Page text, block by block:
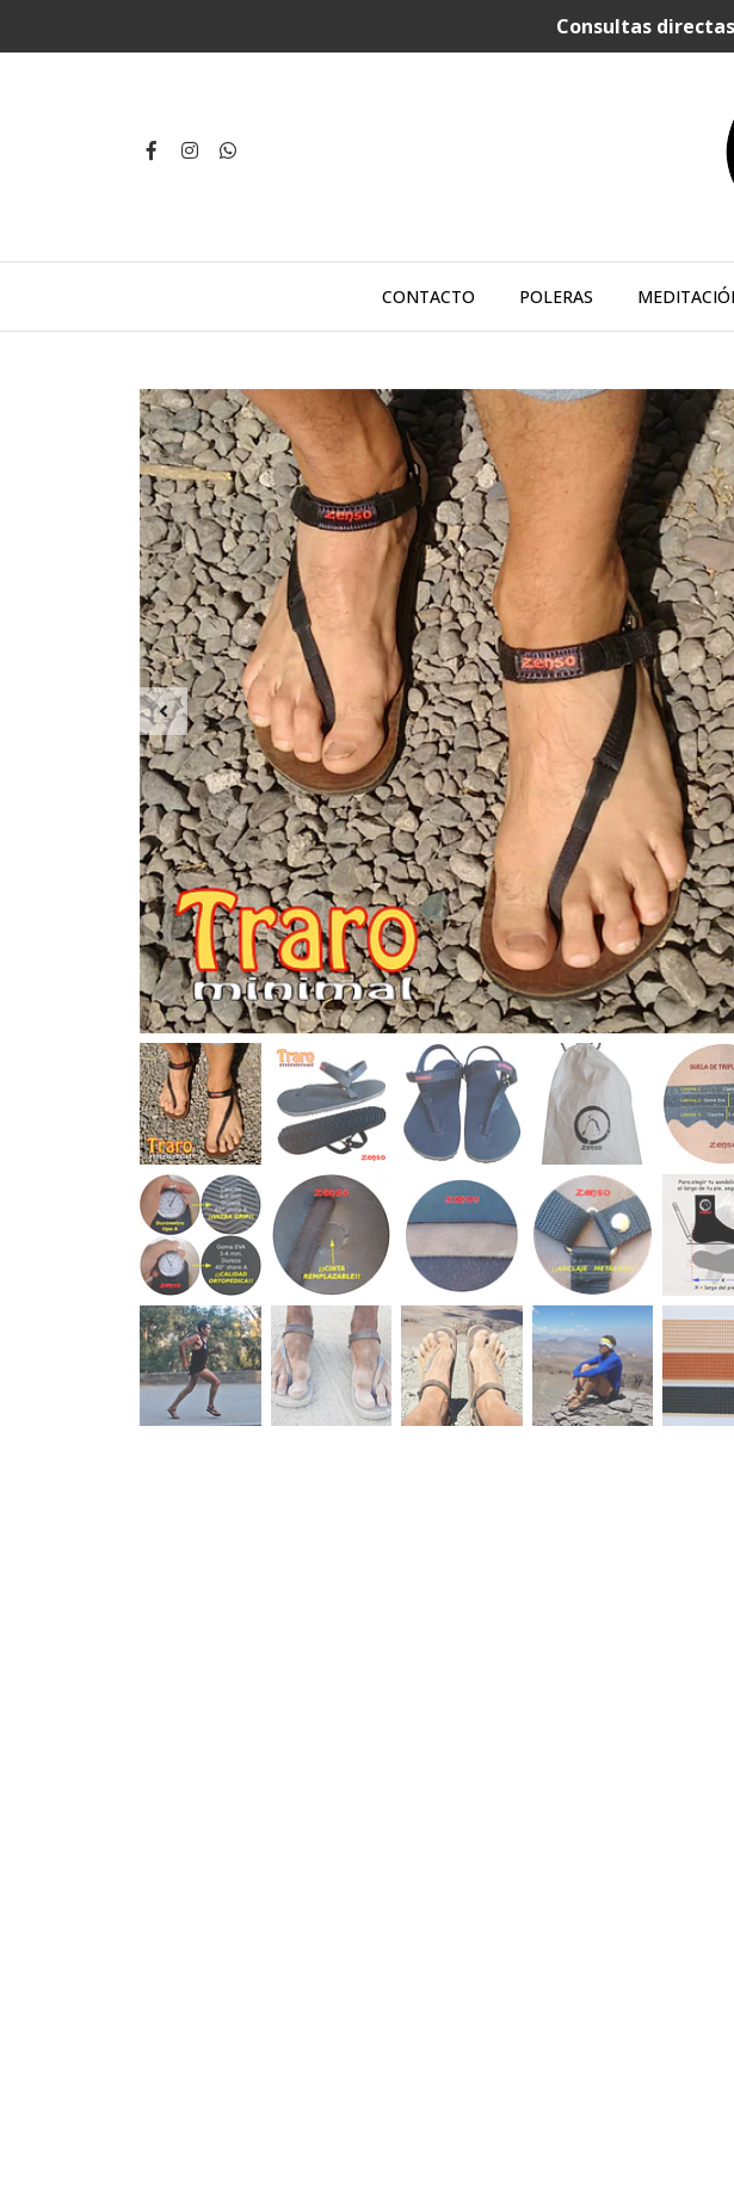
Consultas
CONTACTO POLERAS